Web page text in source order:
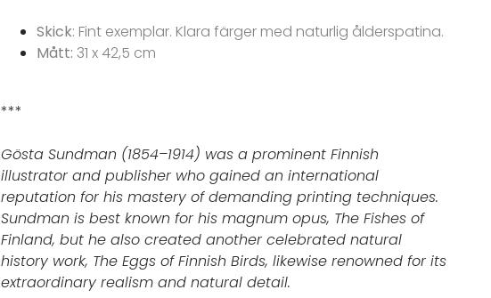
Skick: Fint exemplar. Klara färger med naturlig ålderspatina.
Mått: 31 x 42,5 cm
***
Gösta Sundman (1854–1914) was a prominent Finnish
illustrator and publisher who gained an international
reputation for his mastery of demanding printing techniques.
Sundman is best known for his magnum opus, The Fishes of
Finland, but he also created another celebrated natural
history work, The Eggs of Finnish Birds, likewise renowned for its
extraordinary realism and natural detail.